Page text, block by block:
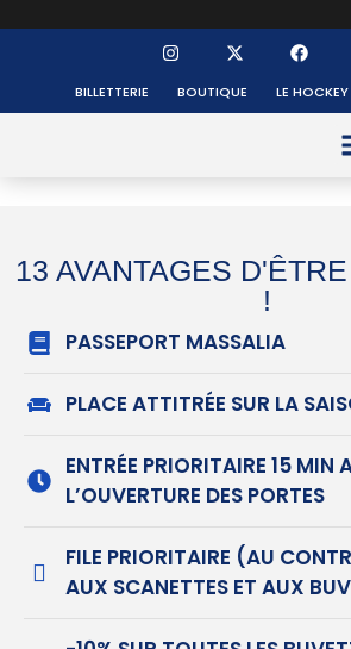
BILLETTERIE BOUTIQUE LE HOCKEY
13 AVANTAGES
!
PASSEPORT MASSALIA
PLACE ATTITRÉE SUR LA
ENTRÉE PRIORITAIRE 15 MIN
L’OUVERTURE DES PORTES
FILE PRIORITAIRE (AU
AUX SCANETTES ET AUX